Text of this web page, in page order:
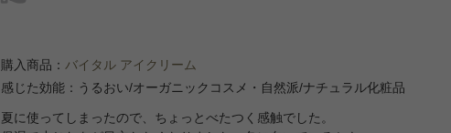
購入商品： バイタル アイクリーム
感じた効能：うるおい/オーガニックコスメ・自然派/ナチュラル化粧品
夏に使ってしまったので、ちょっとべたつく感触でした。